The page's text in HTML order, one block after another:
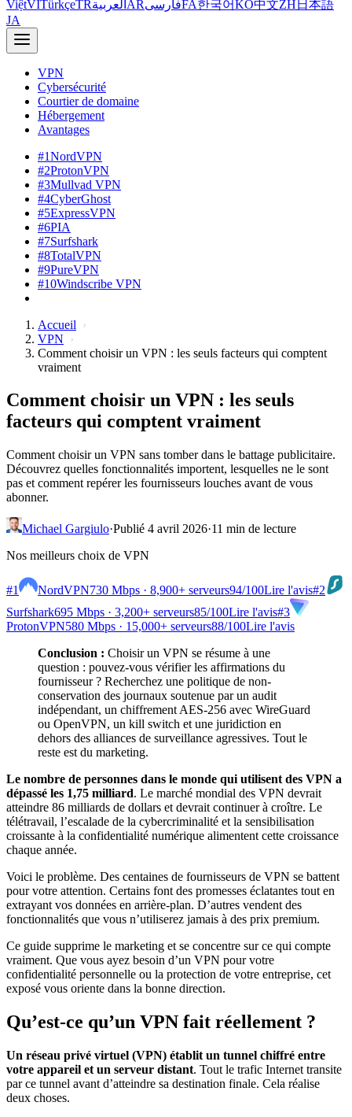
ViệtVITürkçeTRالعربية ARفارسیFA한국어KO中文ZH 日本語
JA
VPN
Cybersécurité
Courtier de domaine
Hébergement
Avantages
#1NordVPN
#2ProtonVPN
#3Mullvad VPN
#4CyberGhost
#5ExpressVPN
#6PIA
#7Surfshark
#8TotalVPN
#9PureVPN
#10Windscribe VPN
Accueil
VPN
Comment choisir un VPN : les seuls facteurs qui comptent
vraiment
Comment choisir un VPN : les seuls
facteurs qui comptent vraiment
Comment choisir un VPN sans tomber dans le battage publicitaire.
Découvrez quelles fonctionnalités importent, lesquelles ne le sont
pas et comment repérer les fournisseurs louches avant de vous
abonner.
Michael Gargiulo·Publié 4 avril 2026·11 min de lecture
Nos meilleurs choix de VPN
#1 NordVPN730 Mbps · 8,900+ serveurs94/100Lire l'avis#2
Surfshark695 Mbps · 3,200+ serveurs85/100Lire l'avis#3
ProtonVPN580 Mbps · 15,000+ serveurs88/100Lire l'avis
Conclusion : Choisir un VPN se résume à une
question : pouvez-vous vérifier les affirmations du
fournisseur ? Recherchez une politique de non-
conservation des journaux soutenue par un audit
indépendant, un chiffrement AES-256 avec WireGuard
ou OpenVPN, un kill switch et une juridiction en
dehors des alliances de surveillance agressives. Tout le
reste est du marketing.
Le nombre de personnes dans le monde qui utilisent des VPN a
dépassé les 1,75 milliard. Le marché mondial des VPN devrait
atteindre 86 milliards de dollars et devrait continuer à croître. Le
télétravail, l’escalade de la cybercriminalité et la sensibilisation
croissante à la confidentialité numérique alimentent cette croissance
chaque année.
Voici le problème. Des centaines de fournisseurs de VPN se battent
pour votre attention. Certains font des promesses éclatantes tout en
extrayant vos données en arrière-plan. D’autres vendent des
fonctionnalités que vous n’utiliserez jamais à des prix premium.
Ce guide supprime le marketing et se concentre sur ce qui compte
vraiment. Que vous ayez besoin d’un VPN pour votre
confidentialité personnelle ou la protection de votre entreprise, cet
exposé vous oriente dans la bonne direction.
Qu’est-ce qu’un VPN fait réellement ?
Un réseau privé virtuel (VPN) établit un tunnel chiffré entre
votre appareil et un serveur distant. Tout le trafic Internet transite
par ce tunnel avant d’atteindre sa destination finale. Cela réalise
deux choses.